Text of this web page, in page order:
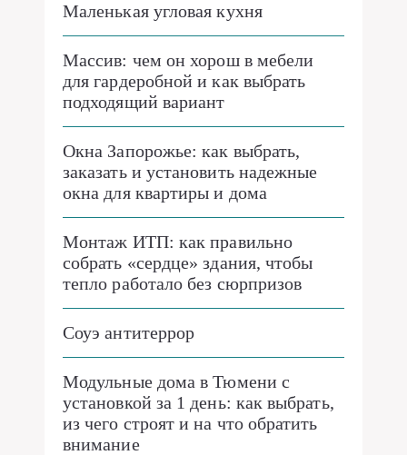
Маленькая угловая кухня
Массив: чем он хорош в мебели
для гардеробной и как выбрать
подходящий вариант
Окна Запорожье: как выбрать,
заказать и установить надежные
окна для квартиры и дома
Монтаж ИТП: как правильно
собрать «сердце» здания, чтобы
тепло работало без сюрпризов
Соуэ антитеррор
Модульные дома в Тюмени с
установкой за 1 день: как выбрать,
из чего строят и на что обратить
внимание